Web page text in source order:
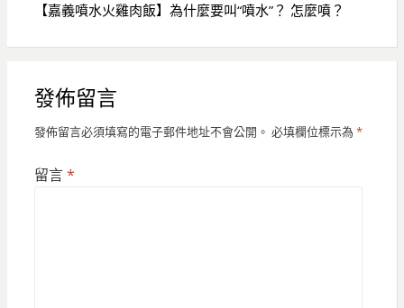
【嘉義噴水火雞肉飯】為什麼要叫“噴水”？ 怎麼噴？
發佈留言
發佈留言必須填寫的電子郵件地址不會公開。 必填欄位標示為 *
留言*